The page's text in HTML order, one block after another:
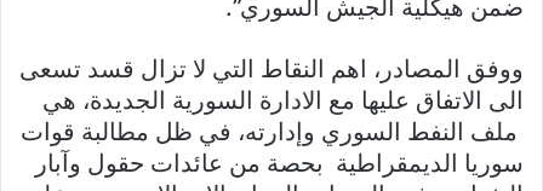
ضمن هيكلية الجيش السوري”.
ووفق المصادر، اهم النقاط التي لا تزال قسد تسعى
الى الاتفاق عليها مع الادارة السورية الجديدة، هي
ملف النفط السوري وإدارته، في ظل مطالبة قوات
سوريا الديمقراطية بحصة من عائدات حقول وآبار